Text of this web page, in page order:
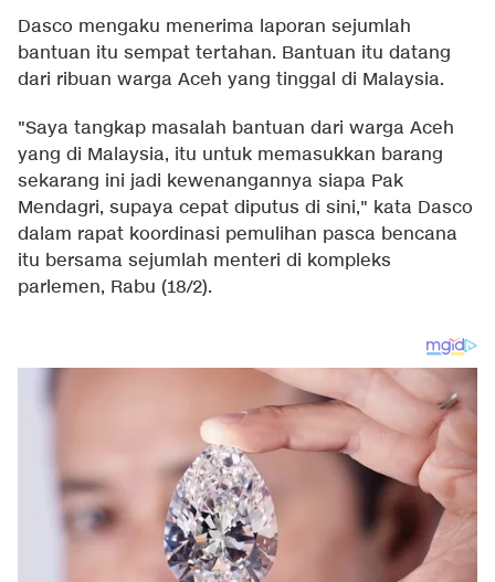
Dasco mengaku menerima laporan sejumlah
bantuan itu sempat tertahan. Bantuan itu datang
dari ribuan warga Aceh yang tinggal di Malaysia.
"Saya tangkap masalah bantuan dari warga Aceh
yang di Malaysia, itu untuk memasukkan barang
sekarang ini jadi kewenangannya siapa Pak
Mendagri, supaya cepat diputus di sini," kata Dasco
dalam rapat koordinasi pemulihan pasca bencana
itu bersama sejumlah menteri di kompleks
parlemen, Rabu (18/2).